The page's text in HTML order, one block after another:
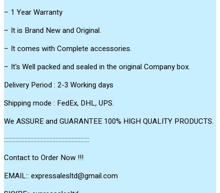
– 1 Year Warranty
– It is Brand New and Original.
– It comes with Complete accessories.
– It's Well packed and sealed in the original Company box.
Delivery Period : 2-3 Working days
Shipping mode : FedEx, DHL, UPS.
We ASSURE and GUARANTEE 100% HIGH QUALITY PRODUCTS.
::::::::::::::::::::::::::::::::::::::::::::::::::::::::::
Contact to Order Now !!!
EMAIL:: expressalesltd@gmail.com